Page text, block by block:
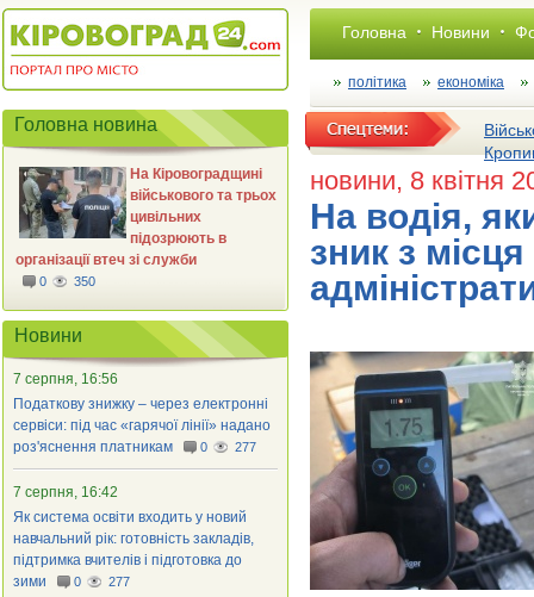
Головна Новини
політика економіка
новини, 8 квітня
На водія,
зник з
Головна новина
На Кіровоградщині
військового та трьох
цивільних
підозрюють в
організації втеч зі служби
0 350
Новини
7 серпня, 16:56
Податкову знижку – через електронні
сервіси: під час «гарячої лінії» надано
роз'яснення платникам
0 277
7 серпня, 16:42
Як система освіти входить у новий
навчальний рік: готовність закладів,
підтримка вчителів і підготовка до
зими
0 277